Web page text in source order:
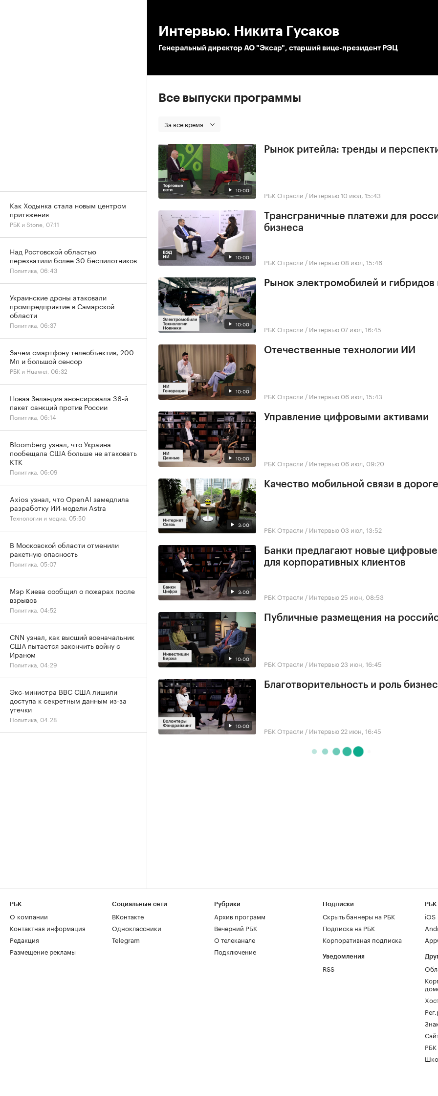
Интервью. Никита Гусаков
Генеральный директор АО "Эксар", старший вице-президент РЭЦ
Все выпуски программы
За все время
10:00
Рынок ритейла: тренды и
РБК Отрасли / Интервью10 июл, 15:43
10:00
Трансграничные платежи для
бизнеса
РБК Отрасли / Интервью 08 июл, 15:46
10:00
Рынок электромобилей и
РБК Отрасли / Интервью 07 июл, 16:45
10:00
Отечественные технологии ИИ
РБК Отрасли / Интервью 06 июл, 15:43
10:00
Управление цифровыми активами
РБК Отрасли / Интервью 06 июл, 09:20
3:00
Качество мобильной связи в дороге
РБК Отрасли / Интервью 03 июл, 13:52
3:00
Банки предлагают новые
для корпоративных клиентов
РБК Отрасли / Интервью 25 июн, 08:53
10:00
Публичные размещения на
РБК Отрасли / Интервью 23 июн, 16:45
10:00
Благотворительность и роль
РБК Отрасли / Интервью 22 июн, 16:45
Как Ходынка стала новым центром
притяжения
РБК и Stone, 07:11
Над Ростовской областью
перехватили более 30 беспилотников
Политика, 06:43
Украинские дроны атаковали
промпредприятие в Самарской
области
Политика, 06:37
Зачем смартфону телеобъектив, 200
Мп и большой сенсор
РБК и Huawei, 06:32
Новая Зеландия анонсировала 36-й
пакет санкций против России
Политика, 06:14
Bloomberg узнал, что Украина
пообещала США больше не атаковать
КТК
Политика, 06:09
Axios узнал, что OpenAI замедлила
разработку ИИ-модели Astra
Технологии и медиа, 05:50
В Московской области отменили
ракетную опасность
Политика, 05:07
Мэр Киева сообщил о пожарах после
взрывов
Политика, 04:52
CNN узнал, как высший военачальник
США пытается закончить войну с
Ираном
Политика, 04:29
Экс-министра ВВС США лишили
доступа к секретным данным из-за
утечки
Политика, 04:28
РБК
О компании
Контактная информация
Редакция
Размещение рекламы
Социальные сети
ВКонтакте
Одноклассники
Telegram
Рубрики
Архив программ
Вечерний РБК
О телеканале
Подключение
Подписки
Скрыть баннеры на РБК
Подписка на РБК
Корпоративная подписка
Уведомления
RSS
РБК
iOS